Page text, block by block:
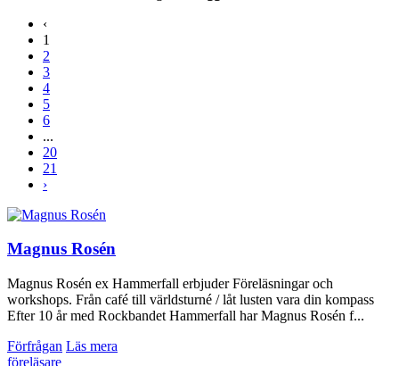
‹
1
2
3
4
5
6
...
20
21
›
Magnus Rosén
Magnus Rosén ex Hammerfall erbjuder Föreläsningar och
workshops. Från café till världsturné / låt lusten vara din kompass
Efter 10 år med Rockbandet Hammerfall har Magnus Rosén f...
Förfrågan Läs mera
föreläsare